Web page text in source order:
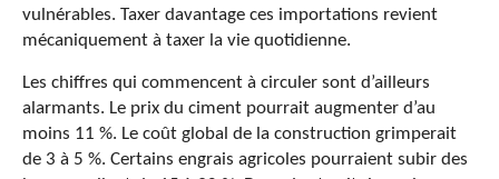
vulnérables. Taxer davantage ces importations revient
mécaniquement à taxer la vie quotidienne.
Les chiffres qui commencent à circuler sont d’ailleurs
alarmants. Le prix du ciment pourrait augmenter d’au
moins 11 %. Le coût global de la construction grimperait
de 3 à 5 %. Certains engrais agricoles pourraient subir des